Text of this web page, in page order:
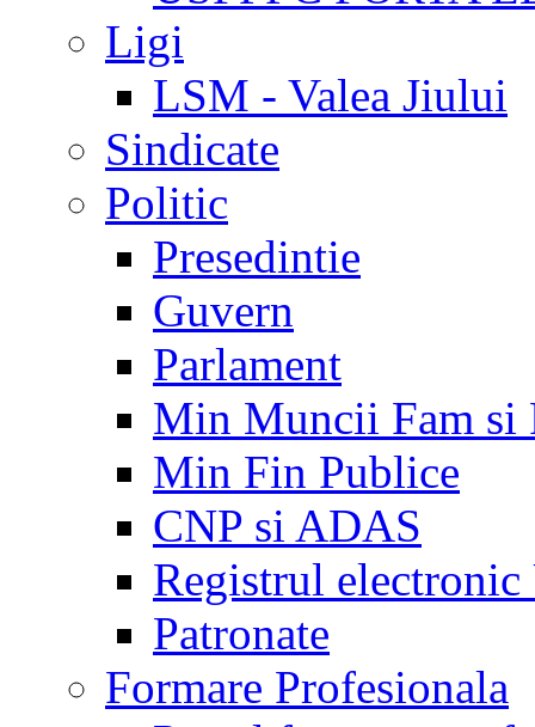
Ligi
LSM - Valea Jiului
Sindicate
Politic
Presedintie
Guvern
Parlament
Min Muncii Fam si
Min Fin Publice
CNP si ADAS
Registrul electronic
Patronate
Formare Profesionala